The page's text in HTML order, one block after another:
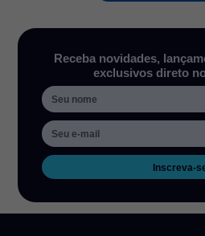
Receba novidades,
exclusivos direto
Inscreva-